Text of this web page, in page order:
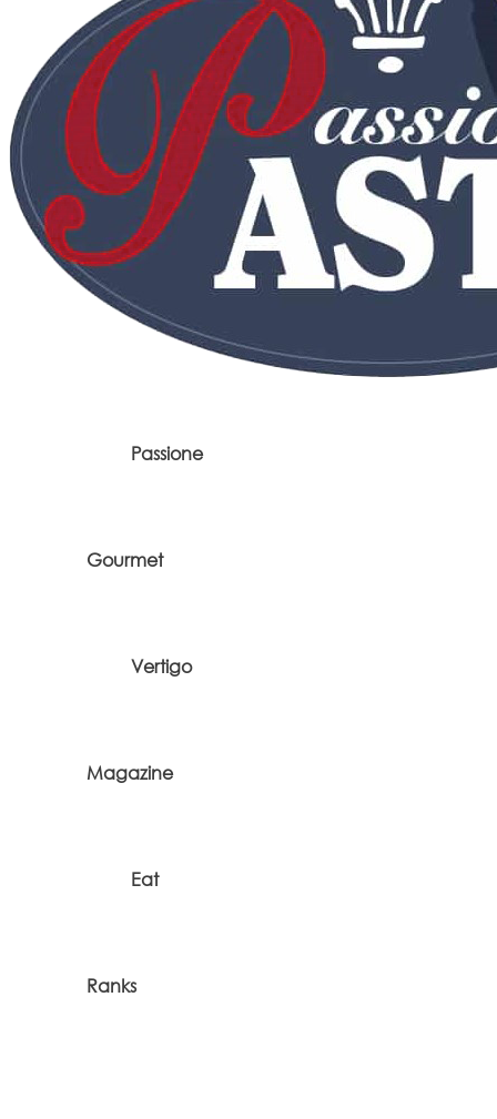
Passione
Gourmet
Vertigo
Magazine
Eat
Ranks